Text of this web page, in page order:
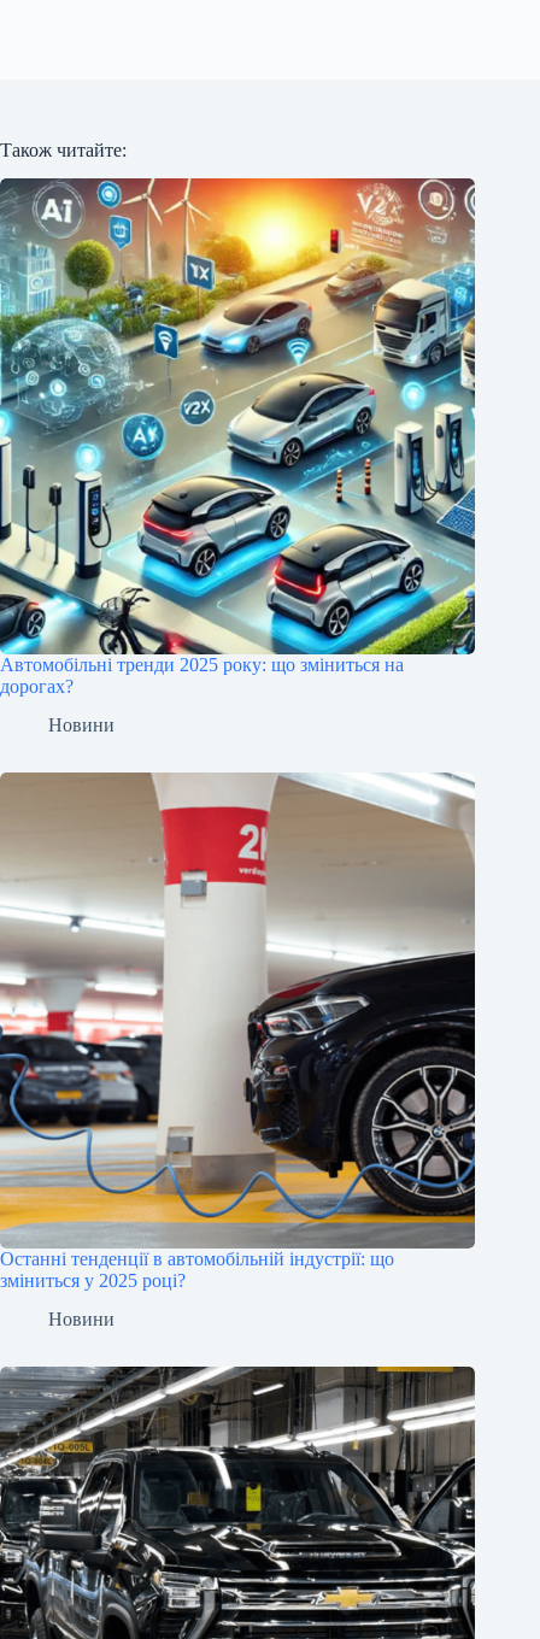
Також читайте:
Автомобільні тренди 2025 року: що зміниться на
дорогах?
Новини
Останні тенденції в автомобільній індустрії: що
зміниться у 2025 році?
Новини